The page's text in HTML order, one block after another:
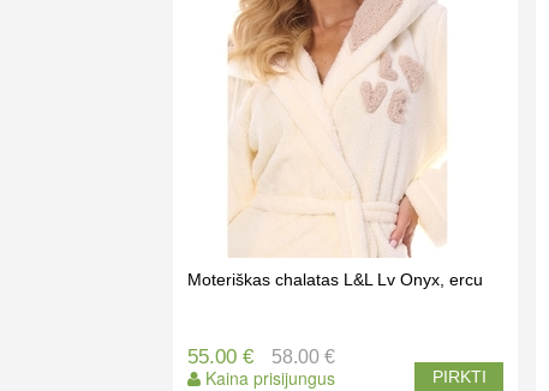
Moteriškas chalatas L&L Lv Onyx, ercu
55.00 €
Kaina prisijungus
58.00 €
PIRKTI